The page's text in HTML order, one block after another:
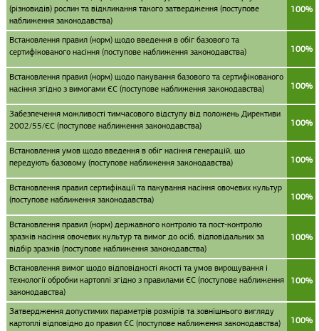
(різновидів) рослин та відкликання такого затвердження (поступове
наближення законодавства)
100%
Встановлення правил (норм) щодо введення в обіг базового та
сертифікованого насіння (поступове наближення законодавства)
100%
Встановлення правил (норм) щодо пакування базового та сертифікованого
насіння згідно з вимогами ЄС (поступове наближення законодавства)
100%
Забезпечення можливості тимчасового відступу від положень Директиви
2002/55/ЄС (поступове наближення законодавства)
100%
Встановлення умов щодо введення в обіг насіння генерацій, що
передують базовому (поступове наближення законодавства)
100%
Встановлення правил сертифікації та пакування насіння овочевих культур
(поступове наближення законодавства)
100%
Встановлення правил (норм) державного контролю та пост-контролю
зразків насіння овочевих культур та вимог до осіб, відповідальних за
відбір зразків (поступове наближення законодавства)
100%
Встановлення вимог щодо відповідності якості та умов вирощування і
технології обробки картоплі згідно з правилами ЄС (поступове наближення
законодавства)
100%
Затвердження допустимих параметрів розмірів та зовнішнього вигляду
картоплі відповідно до правил ЄС (поступове наближення законодавства)
100%